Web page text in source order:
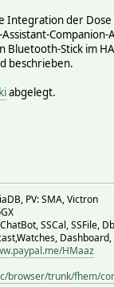
Integration der
Companion-
Bluetooth-Stick im
beschrieben.
abgelegt.
PV: SMA, Victron
SSCal, SSFile,
HMaaz
browser/trunk/fhem/